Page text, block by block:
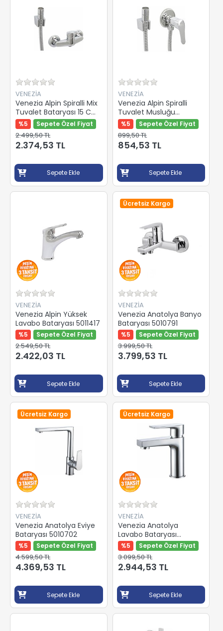
VENEZİA
Venezia Alpin Spiralli Mix
Tuvalet Bataryası 15 Cm
5011415
%5 Sepete Özel Fiyat
2.499,50 TL
2.374,53 TL
Sepete Ekle
VENEZİA
Venezia Alpin Spiralli
Tuvalet Musluğu
5097536
%5 Sepete Özel Fiyat
899,50 TL
854,53 TL
Sepete Ekle
VENEZİA
Venezia Alpin Yüksek
Lavabo Bataryası 5011417
%5 Sepete Özel Fiyat
2.549,50 TL
2.422,03 TL
Sepete Ekle
Ücretsiz Kargo
VENEZİA
Venezia Anatolya Banyo
Bataryası 5010791
%5 Sepete Özel Fiyat
3.999,50 TL
3.799,53 TL
Sepete Ekle
Ücretsiz Kargo
VENEZİA
Venezia Anatolya Eviye
Bataryası 5010702
%5 Sepete Özel Fiyat
4.599,50 TL
4.369,53 TL
Sepete Ekle
Ücretsiz Kargo
VENEZİA
Venezia Anatolya
Lavabo Bataryası
5010704
%5 Sepete Özel Fiyat
3.099,50 TL
2.944,53 TL
Sepete Ekle